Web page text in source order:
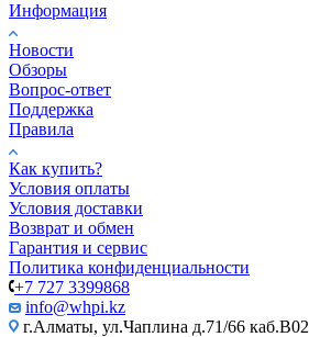
Информация
Новости
Обзоры
Вопрос-ответ
Поддержка
Правила
Как купить?
Условия оплаты
Условия доставки
Возврат и обмен
Гарантия и сервис
Политика конфиденциальности
+7 727 3399868
info@whpi.kz
г.Алматы, ул.Чаплина д.71/66 каб.B02